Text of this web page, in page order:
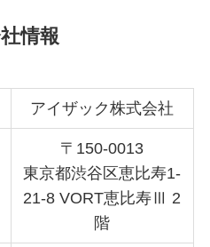
情報
アイザック株式会社
〒150-0013
東京都渋谷区恵比寿1-
21-8 VORT恵比寿Ⅲ 2
階